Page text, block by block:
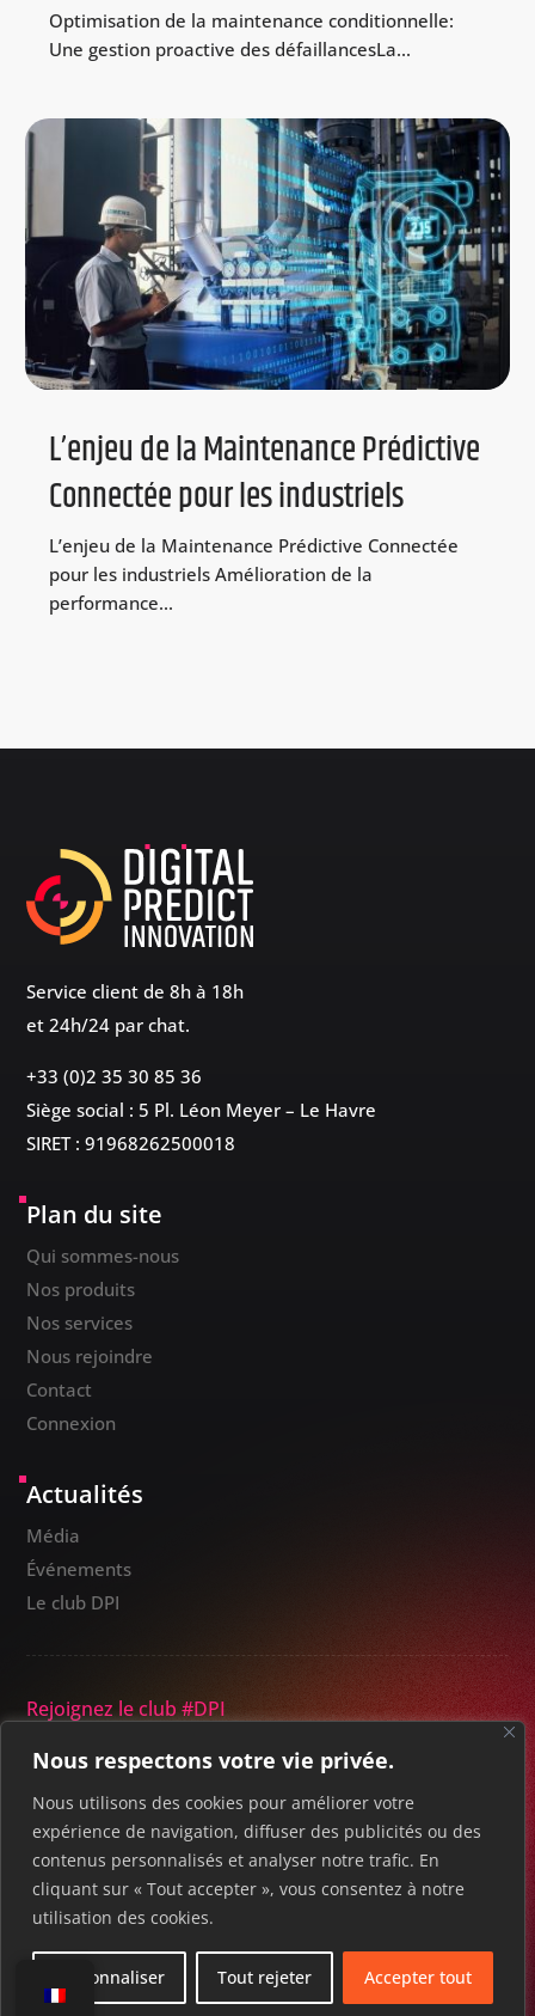
Nous respectons votre vie privée.
Nous utilisons des cookies pour améliorer votre
expérience de navigation, diffuser des publicités ou des
contenus personnalisés et analyser notre trafic. En
cliquant sur « Tout accepter », vous consentez à notre
utilisation des cookies.
Personnaliser Tout rejeter Accepter tout
Optimisation de la maintenance conditionnelle:
Une gestion proactive des défaillancesLa...
L’enjeu de la Maintenance Prédictive
Connectée pour les industriels
L’enjeu de la Maintenance Prédictive Connectée
pour les industriels Amélioration de la
performance...
Service client de 8h à 18h
et 24h/24 par chat.
+33 (0)2 35 30 85 36
Siège social : 5 Pl. Léon Meyer – Le Havre
SIRET : 91968262500018
Plan du site
Qui sommes-nous
Nos produits
Nos services
Nous rejoindre
Contact
Connexion
Actualités
Média
Événements
Le club DPI
Rejoignez le club #DPI
© 2025 DIGITAL PREDICT INNOVATION
Mentions légales– Protection des données